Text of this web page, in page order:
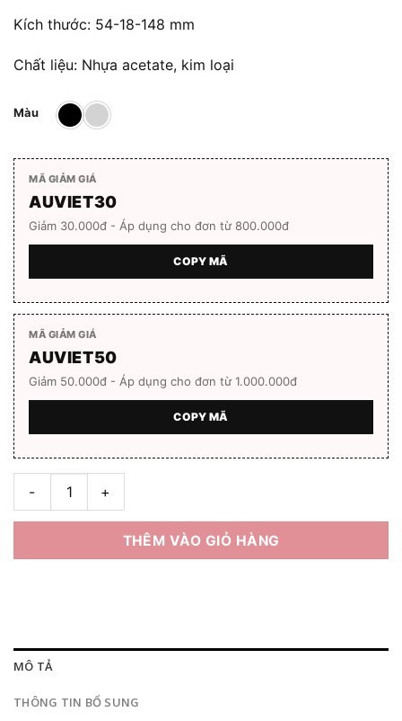
Kích thước: 54-18-148 mm
Chất liệu: Nhựa acetate, kim loại
Màu
MÃ GIẢM GIÁ
AUVIET30
Giảm 30.000đ - Áp dụng cho đơn từ 800.000đ
COPY MÃ
MÃ GIẢM GIÁ
AUVIET50
Giảm 50.000đ - Áp dụng cho đơn từ 1.000.000đ
COPY MÃ
Gọng kính San Bulonie 16894 Full box số lượng
THÊM VÀO GIỎ HÀNG
MÔ TẢ
THÔNG TIN BỔ SUNG